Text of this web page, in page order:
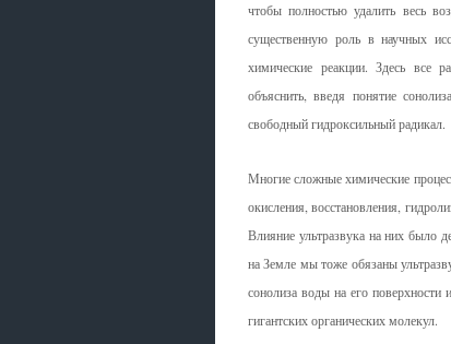
чтобы полностью удалить весь
существенную роль в научных
химические реакции. Здесь все
объяснить, введя понятие
свободный гидроксильный радикал.
Многие сложные химические
окисления, восстановления,
Влияние ультразвука на них было
на Земле мы тоже обязаны
сонолиза воды на его
гигантских органических молекул.